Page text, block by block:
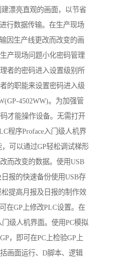
漂亮直观的画面，以节省
行数据传输。在生产现场
因生产线更改而改变的画
产现场问题小化密码管理
者的密码进入设置级别所
的职能来设置密码进入级
4502WW)。为加强管
才能操作设备。无需打开
程序Proface入门级人机界
可以通过GP轻松调试梯形
而改变的数据。使用USB
报的快速备份使用USB存
提高月报及日报的制作效
在GP上修改PLC设置。在
门级人机界面。使用PC模拟
，即可在PC上检验GP上
画面运行、D脚本、逻辑